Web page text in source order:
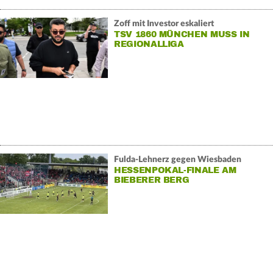
Zoff mit Investor eskaliert
TSV 1860 MÜNCHEN MUSS IN
REGIONALLIGA
Fulda-Lehnerz gegen Wiesbaden
HESSENPOKAL-FINALE AM
BIEBERER BERG